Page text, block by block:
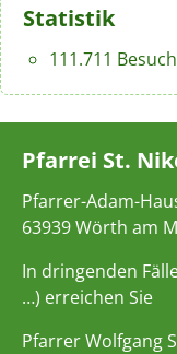
Statistik
111.711
Pfarrei St.
Pfarrer-Adam-
63939 Wörth am
In dringenden
…) erreichen Sie
Pfarrer Wolfgang